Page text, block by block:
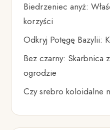
Biedrzeniec anyż:
korzyści
Odkryj Potęgę Bazylii:
Bez czarny: Skarbnica
ogrodzie
Czy srebro koloidalne